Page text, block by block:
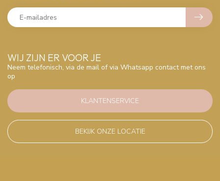
WIJ ZIJN ER VOOR JE
Neem telefonisch, via de mail of via Whatsapp contact met ons
op
KLANTENSERVICE
BEKIJK ONZE LOCATIE